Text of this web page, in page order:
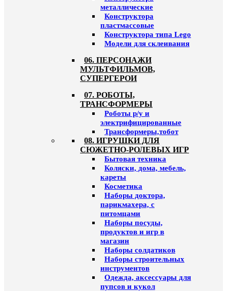
металлические
Конструктора
пластмассовые
Конструктора типа Lego
Модели для склеивания
06. ПЕРСОНАЖИ
МУЛЬТФИЛЬМОВ,
СУПЕРГЕРОИ
07. РОБОТЫ,
ТРАНСФОРМЕРЫ
Роботы р/у и
электрифицированные
Трансформеры,тобот
08. ИГРУШКИ ДЛЯ
СЮЖЕТНО-РОЛЕВЫХ ИГР
Бытовая техника
Коляски, дома, мебель,
кареты
Косметика
Наборы доктора,
парикмахера, с
питомцами
Наборы посуды,
продуктов и игр в
магазин
Наборы солдатиков
Наборы строительных
инструментов
Одежда, аксессуары для
пупсов и кукол